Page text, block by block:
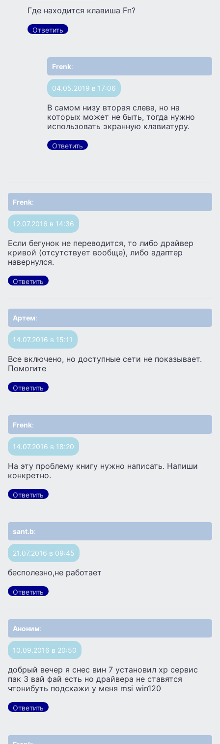
Где находится клавиша Fn?
Ответить
Frenk:
04.05.2019 в 17:06
В самом низу вторая слева, но на
которых может не быть, тогда нужно
использовать экранную клавиатуру.
Ответить
Frenk:
12.07.2016 в 14:36
Если бегунок не переводится, то либо драйвер
кривой (отсутствует вообще), либо адаптер
навернулся.
Ответить
Артем:
14.07.2016 в 15:11
Все включено, но доступные сети не показывает.
Помогите
Ответить
Frenk:
14.07.2016 в 18:20
На эту проблему книгу нужно написать. Напиши
конкретно.
Ответить
sant.b:
21.07.2016 в 09:45
бесполезно,не работает
Ответить
Аноним:
10.09.2016 в 20:50
добрый вечер я снес вин 7 установил xp сервис
пак 3 вай фай есть но драйвера не ставятся
чтонибуть подскажи у меня msi win120
Ответить